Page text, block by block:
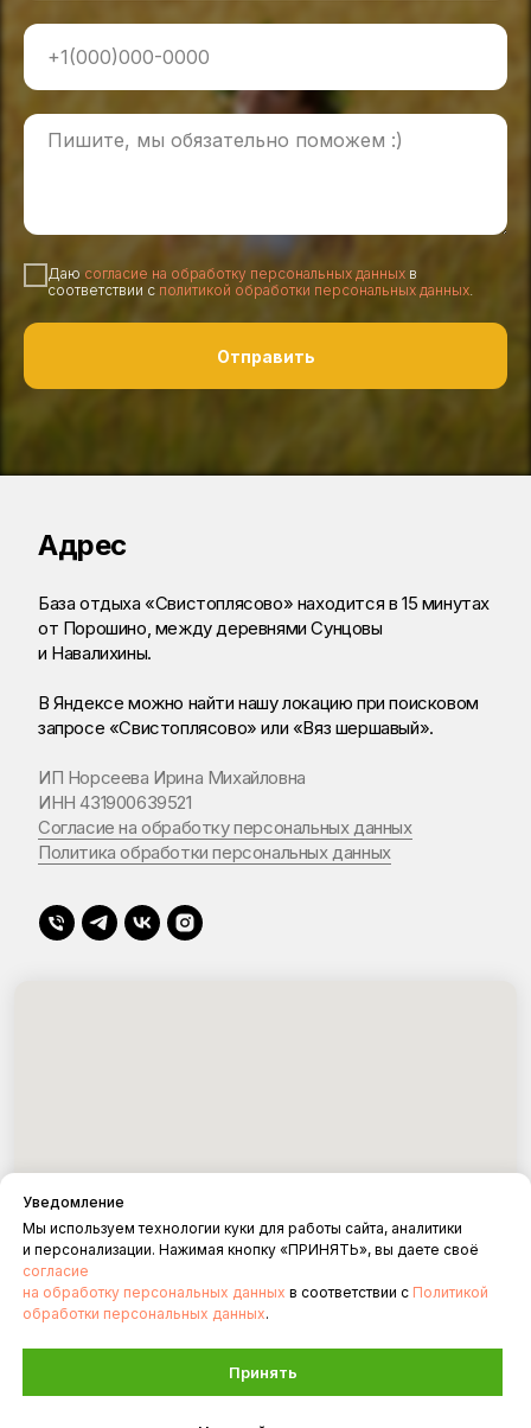
Уведомление
Мы используем технологии куки для работы сайта, аналитики
и персонализации. Нажимая кнопку «ПРИНЯТЬ», вы даете своё
согласие
на обработку персональных данных в соответствии с Политикой
обработки персональных данных.
Принять
Даю согласие на обработку персональных данных в
соответствии с политикой обработки персональных данных.
Отправить
Адрес
База отдыха «Свистоплясово» находится в 15 минутах
от Порошино, между деревнями Сунцовы
и Навалихины.
В Яндексе можно найти нашу локацию при поисковом
запросе «Свистоплясово» или «Вяз шершавый».
ИП Норсеева Ирина Михайловна
ИНН 431900639521
Согласие на обработку персональных данных
Политика обработки персональных данных